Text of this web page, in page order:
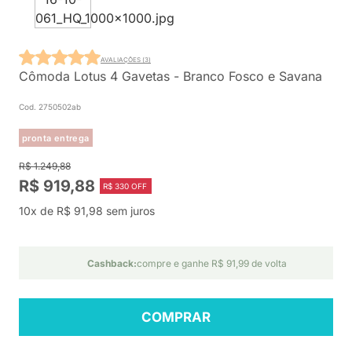
Cômoda Lotus 4 Gavetas - Branco Fosco e Savana
Cod. 2750502ab
pronta entrega
AVALIAÇÕES (3)
R$ 1.249,88
R$ 919,88 R$ 330 OFF
10x de R$ 91,98 sem juros
Cashback:compre e ganhe R$ 91,99 de volta
COMPRAR